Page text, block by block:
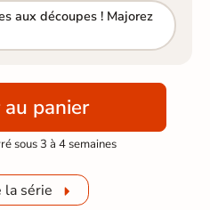
aux découpes ! Majorez
panier
sous 3 à 4 semaines
la série